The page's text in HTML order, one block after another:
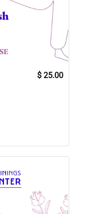
$ 25.00